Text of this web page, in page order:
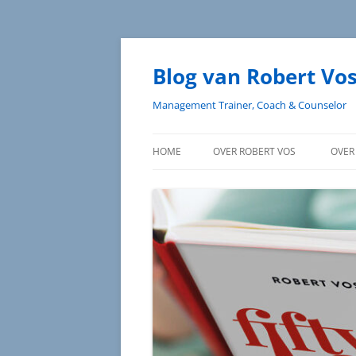
Blog van Robert Vos
Management Trainer, Coach & Counselor
HOME OVER ROBERT VOS